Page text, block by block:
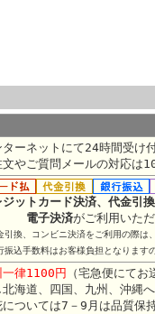
ターネットにて24時間受け
文やご質問メールの対応は
ジットカード決済、代金引
電子決済がご利用いただ
引換、コンビニ決済をご利用の際は
振込手数料はお客様負担となります
一律1100円
（宅急便にてお
北海道、四国、九州、沖縄
については7－9月は品質保